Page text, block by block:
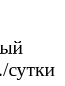
/сутки